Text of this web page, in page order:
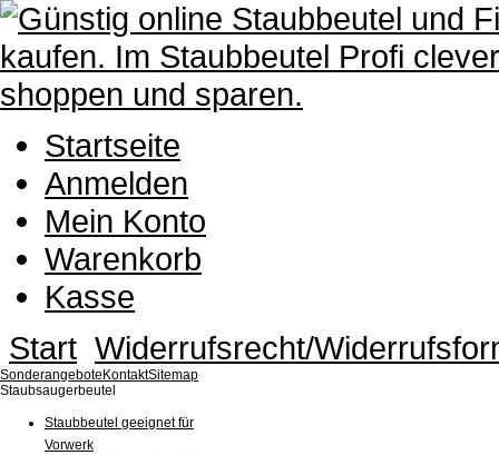
Startseite
Anmelden
Mein Konto
Warenkorb
Kasse
Start Widerrufsrecht/
Sonderangebote KontaktSitemap
Staubsaugerbeutel
Staubbeutel geeignet für
Vorwerk